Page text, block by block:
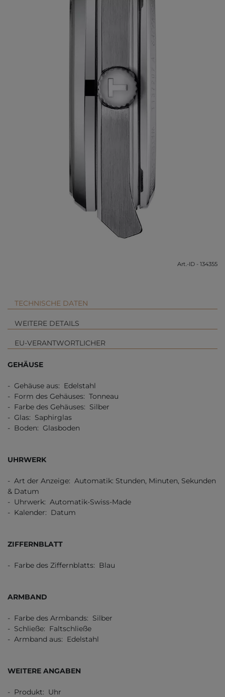
Art.-ID - 134355
TECHNISCHE DATEN
WEITERE DETAILS
EU-VERANTWORTLICHER
GEHÄUSE
- Gehäuse aus: Edelstahl
- Form des Gehäuses: Tonneau
- Farbe des Gehäuses: Silber
- Glas: Saphirglas
- Boden: Glasboden
UHRWERK
- Art der Anzeige: Automatik: Stunden, Minuten, Sekunden
& Datum
- Uhrwerk: Automatik-Swiss-Made
- Kalender: Datum
ZIFFERNBLATT
- Farbe des Ziffernblatts: Blau
ARMBAND
- Farbe des Armbands: Silber
- Schließe: Faltschließe
- Armband aus: Edelstahl
WEITERE ANGABEN
- Produkt: Uhr